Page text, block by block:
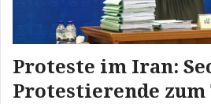
Proteste im Iran:
Protestierende zum